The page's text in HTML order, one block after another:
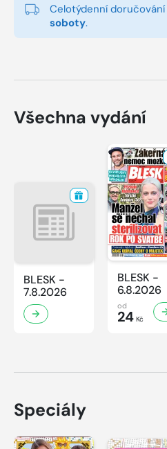
Celotýdenní
soboty.
Všechna vydání
BLESK -
7.8.2026
BLESK -
6.8.2026
od
24Kč
Speciály